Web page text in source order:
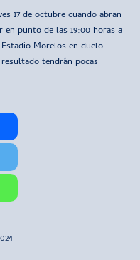
17 de octubre cuando abran
en punto de las 19:00 horas a
Morelos en duelo
tendrán pocas